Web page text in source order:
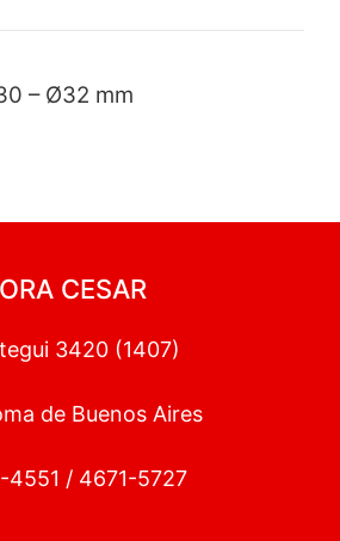
Ø32 mm
CESAR
3420 (1407)
de Buenos Aires
4551 / 4671-5727